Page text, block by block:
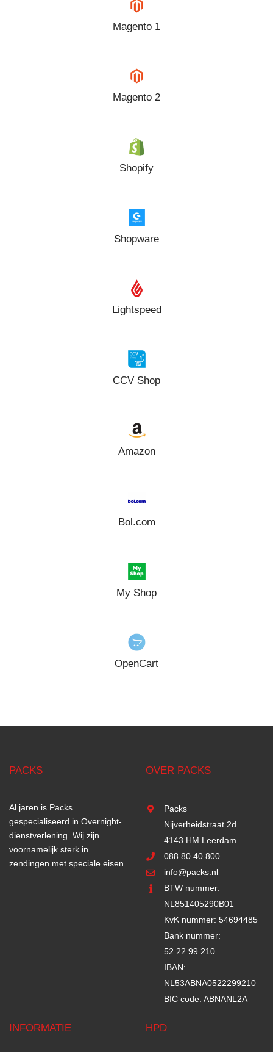
Magento 1
Magento 2
Shopify
Shopware
Lightspeed
CCV Shop
Amazon
Bol.com
My Shop
OpenCart
PACKS
Al jaren is Packs
gespecialiseerd in Overnight-
dienstverlening. Wij zijn
voornamelijk sterk in
zendingen met speciale eisen.
OVER PACKS
Packs
Nijverheidstraat 2d
4143 HM Leerdam
088 80 40 800
info@packs.nl
BTW nummer:
NL851405290B01
KvK nummer: 54694485
Bank nummer:
52.22.99.210
IBAN:
NL53ABNA0522299210
BIC code: ABNANL2A
INFORMATIE HPD